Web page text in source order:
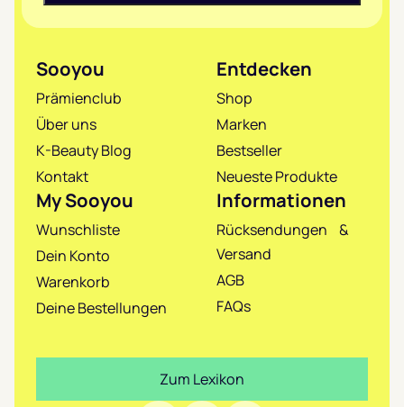
Sooyou
Prämienclub
Über uns
K-Beauty Blog
Kontakt
Entdecken
Shop
Marken
Bestseller
Neueste Produkte
My Sooyou
Wunschliste
Dein Konto
Warenkorb
Deine Bestellungen
Informationen
Rücksendungen &
Versand
AGB
FAQs
Zum Lexikon